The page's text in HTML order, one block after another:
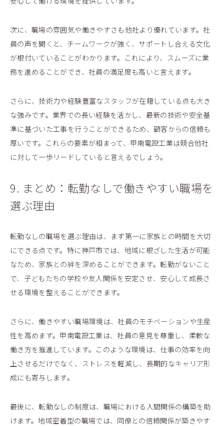
次に、職場の雰囲気や働きやすさも他社より優れています。社
員の声を聞くと、チームワークが強く、サポートし合える文化
が根付いていることがわかります。これにより、スムーズに業
務を進めることができ、社員の満足度も高いと言えます。
さらに、技術力や経験豊富なスタッフが在籍している点も大き
な強みです。業界での長い経験を活かし、最新の技術や安全基
準に基づいた工事を行うことができるため、顧客からの信頼も
厚いです。これらの要素が相まって、甲南電設工業は競合他社
に対して一歩リードしていると言えるでしょう。
9. まとめ：転勤なしで働きやすい職場を
選ぶ理由
転勤なしの職場を選ぶ理由は、まず第一に家族との時間を大切
にできる点です。特に神戸市では、地域に根ざした生活が可能
なため、家族との絆を深めることができます。転勤がないこと
で、子どもたちの学校や友人関係を安定させ、安心して成長さ
せる環境を整えることができます。
さらに、働きやすい職場環境は、社員のモチベーションや生産
性を高めます。甲南電設工業は、社員の意見を尊重し、柔軟な
働き方を推進しています。このような環境は、仕事の効率を向
上させるだけでなく、ストレスを軽減し、長期的なキャリア形
成にも寄与します。
最後に、転勤なしの制度は、職場における人間関係の構築を助
けます。地域密着型の職場では、同僚との信頼関係が築きやす